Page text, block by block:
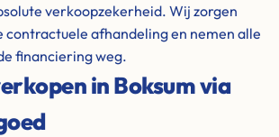
verkoopzekerheid. Wij zorgen
contractuele afhandeling en nemen alle
financiering weg.
in Boksum via